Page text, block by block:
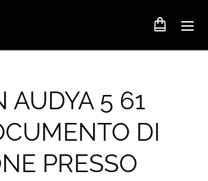
AUDYA 5 61
DI
PRESSO